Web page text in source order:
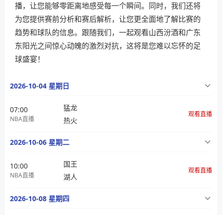
播，让您能够零距离地感受每一个瞬间。同时，我们还将
为您提供赛前分析和赛后解析，让您更全面地了解比赛的
趋势和球队的信息。跟随我们，一起观看山西汾酒和广东
东阳光之间惊心动魄的激烈对抗，这将是您难以忘怀的足
球盛宴！
2026-10-04 星期日
07:00
NBA直播
猛龙
热火
观看直播
2026-10-06 星期二
10:00
NBA直播
国王
湖人
观看直播
2026-10-08 星期四